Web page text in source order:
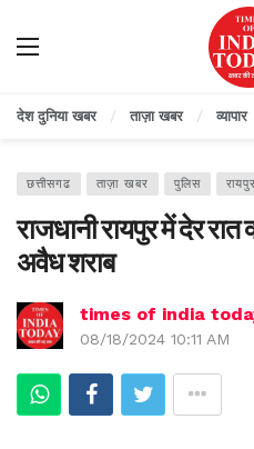
देश दुनिया खबर ताज़ा खबर व्यापार
छत्तीसगढ ताज़ा खबर पुलिस रायपुर
राजधानी रायपुर में देर रात
अवैध शराब
times of india
08/18/2024 10:11 AM